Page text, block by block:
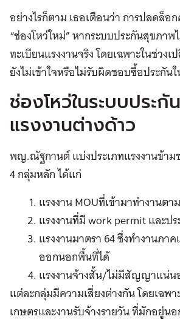
อย่างไรก็ตาม เธอเตือนว่า การปลดล็อ
“ช่องโหว่ใหม่” หากระบบประกันสุขภา
ทะเบียนแรงงานจริง โดยเฉพาะในช่วง
ยังไม่เข้าใจหรือไม่รับผิดชอบซื้อประกัน
ช่องโหว่ในระบบประ
แรงงานต่างด้าว
พญ.ณัฐกานต์ แบ่งประเภทแรงงานข้าม
4 กลุ่มหลัก ได้แก่
แรงงาน MOUที่เข้ามาทำงานต
แรงงานที่มี work permit และป
แรงงานมาตรา 64 ซึ่งทำงานภา
ออกนอกพื้นที่ได้
แรงงานจ้างสั้น/ไม่มีสัญญาแน่
แต่ละกลุ่มมีความเสี่ยงต่างกัน โดยเฉพา
เกษตรและงานรับจ้างรายวัน ที่มักอยู่น